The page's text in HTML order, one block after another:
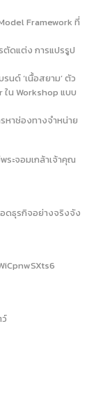
Framework ที่
ตัดแต่ง การแปรรูป
นด์ ‘เนื้อสยาม’ ตัว
ใน Workshop แบบ
หาช่องทางจำหน่าย
ระจอมเกล้าเจ้าคุณ
ดธุรกิจอย่างจริงจัง